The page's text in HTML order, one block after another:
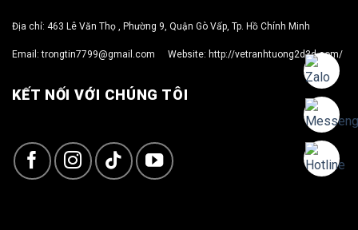
Địa chỉ: 463 Lê Văn Thọ , Phường 9, Quận Gò Vấp, Tp. Hồ Chính Minh
Email:trongtin7799@gmail.com Website: http://vetranhtuong2d3d.com/
KẾT NỐI VỚI CHÚNG TÔI